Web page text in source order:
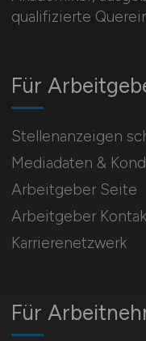
qualifizierte
Für
Für
Stellenanzeigen
Mediadaten &
Arbeitgeber Seite
Arbeitgeber
Karrierenetzwerk